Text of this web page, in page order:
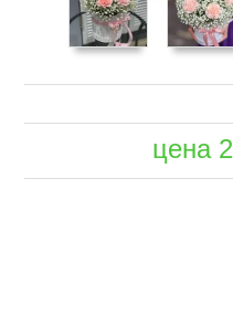
цена